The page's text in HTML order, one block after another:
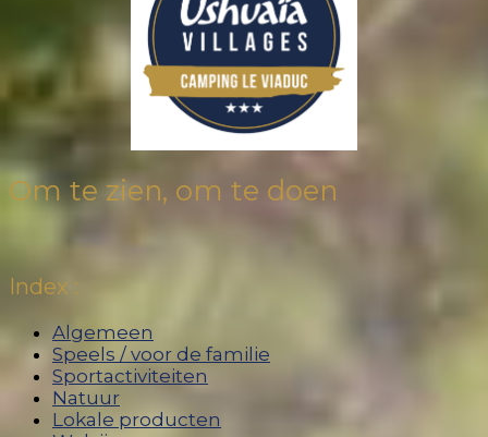
Om te zien, om te doen
Index :
Algemeen
Speels / voor de familie
Sportactiviteiten
Natuur
Lokale producten